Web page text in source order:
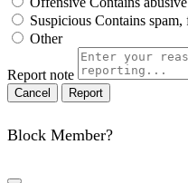
Suspicious Contains
Other
Report note
Report
Block Member?